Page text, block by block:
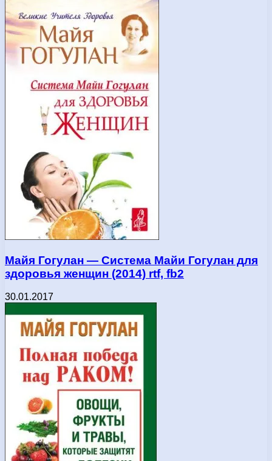
Майя Гогулан — Система Майи Гогулан для
здоровья женщин (2014) rtf, fb2
30.01.2017